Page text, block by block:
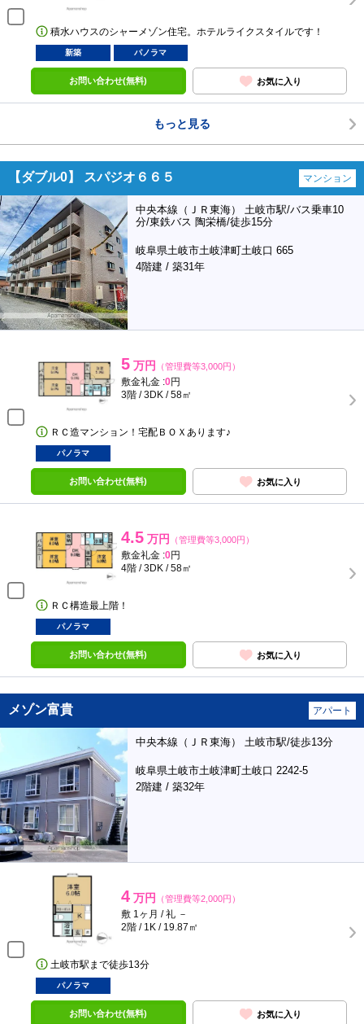
積水ハウスのシャーメゾン住宅。ホテルライクスタイルです！
新築 パノラマ
お問い合わせ(無料) お気に入り
もっと見る
【ダブル0】 スパジオ６６５ マンション
中央本線（ＪＲ東海） 土岐市駅/バス乗車10
分/東鉄バス 陶栄橋/徒歩15分
岐阜県土岐市土岐津町土岐口 665
4階建 / 築31年
5 万円 （管理費等3,000円）
敷金礼金 :0円
3階 / 3DK / 58㎡
ＲＣ造マンション！宅配ＢＯＸあります♪
パノラマ
お問い合わせ(無料) お気に入り
4.5 万円 （管理費等3,000円）
敷金礼金 :0円
4階 / 3DK / 58㎡
ＲＣ構造最上階！
パノラマ
お問い合わせ(無料) お気に入り
メゾン富貴 アパート
中央本線（ＪＲ東海） 土岐市駅/徒歩13分
岐阜県土岐市土岐津町土岐口 2242-5
2階建 / 築32年
4 万円 （管理費等2,000円）
敷 1ヶ月 / 礼 －
2階 / 1K / 19.87㎡
土岐市駅まで徒歩13分
パノラマ
お問い合わせ(無料) お気に入り